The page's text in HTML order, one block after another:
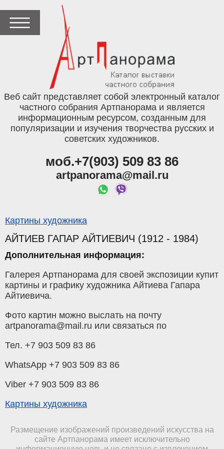
Веб сайт представляет собой электронный каталог
частного собрания Артпанорама и является
информационным ресурсом, созданным для
популяризации и изучения творчества русских и
советских художников.
моб.+7(903) 509 83 86
artpanorama@mail.ru
Картины художника
АЙТИЕВ ГАПАР АЙТИЕВИЧ (1912 - 1984)
Дополнительная информация:
Галерея Артпанорама для своей экспозиции купит
картины и графику художника Айтиева Гапара
Айтиевича.
Фото картин можно выслать на почту
artpanorama@mail.ru или связаться по
Тел. +7 903 509 83 86
WhatsApp +7 903 509 83 86
Viber +7 903 509 83 86
Картины художника
Размещение изображений произведений искусства на
сайте Артпанорама имеет исключительно